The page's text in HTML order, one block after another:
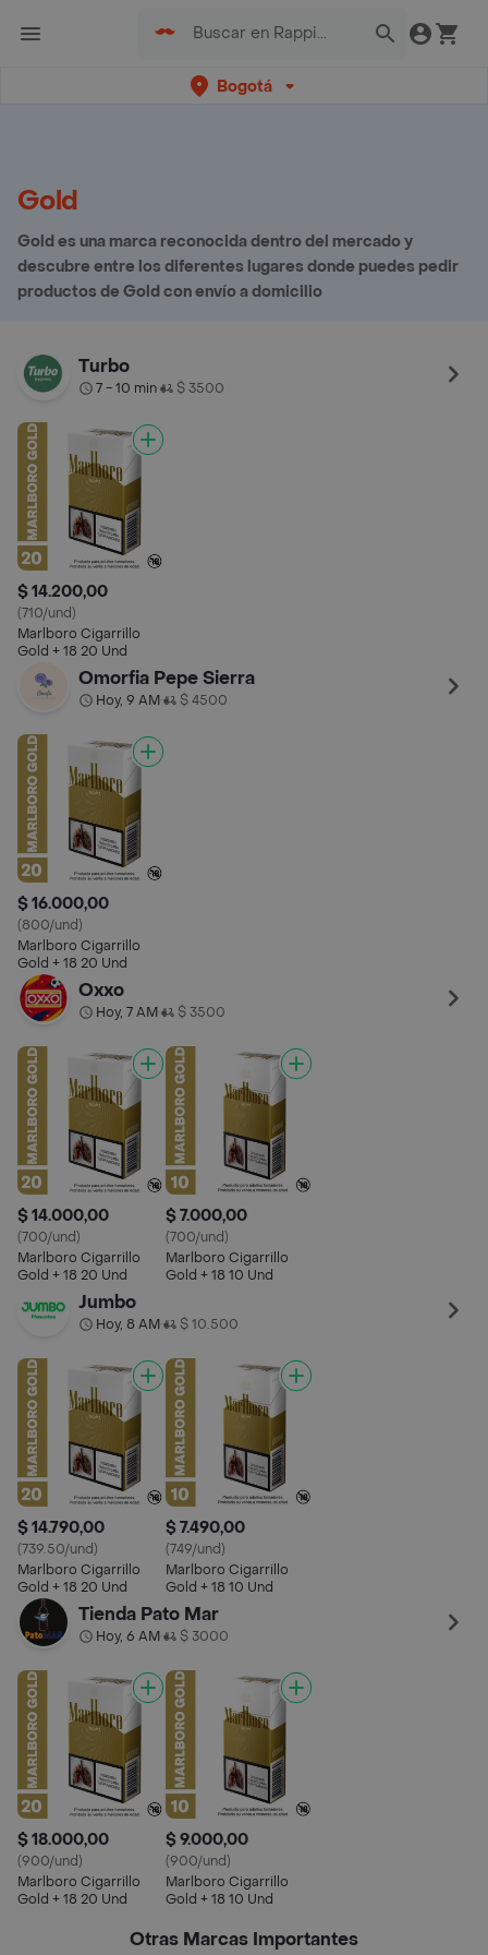
Bogotá
Gold
Gold es una marca reconocida dentro del mercado y
descubre entre los diferentes lugares donde puedes pedir
productos de Gold con envío a domicilio
Turbo
7 - 10 min• $ 3500
$ 14.200,00
(710/und)
Marlboro Cigarrillo
Gold​ + 18 20 Und
Omorfia Pepe Sierra
Hoy, 9 AM• $ 4500
$ 16.000,00
(800/und)
Marlboro Cigarrillo
Gold​ + 18 20 Und
Oxxo
Hoy, 7 AM• $ 3500
$ 14.000,00
(700/und)
Marlboro Cigarrillo
Gold​ + 18 20 Und
$ 7.000,00
(700/und)
Marlboro Cigarrillo
Gold + 18 10 Und
Jumbo
Hoy, 8 AM• $ 10.500
$ 14.790,00
(739.50/und)
Marlboro Cigarrillo
Gold​ + 18 20 Und
$ 7.490,00
(749/und)
Marlboro Cigarrillo
Gold + 18 10 Und
Tienda Pato Mar
Hoy, 6 AM• $ 3000
$ 18.000,00
(900/und)
Marlboro Cigarrillo
Gold​ + 18 20 Und
$ 9.000,00
(900/und)
Marlboro Cigarrillo
Gold + 18 10 Und
Otras Marcas Importantes